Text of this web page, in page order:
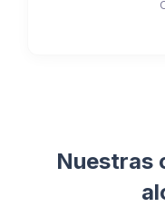
Nuestras